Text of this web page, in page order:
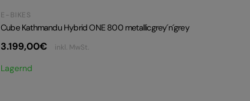
E-BIKES
Cube Kathmandu Hybrid ONE 800 metallicgrey´n´grey
3.199,00€ inkl. MwSt.
Lagernd